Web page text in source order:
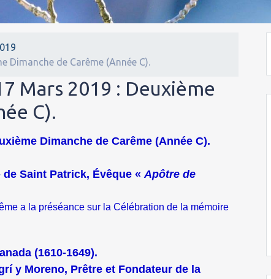
Dimanche de Carême (Année C).
Mars 2019 : Deuxième
C).
Dimanche de Carême (Année C).
de Saint Patrick, Évêque «Apôtre de
a la préséance sur la Célébration de la mémoire
(1610-1649).
y Moreno, Prêtre et Fondateur de la